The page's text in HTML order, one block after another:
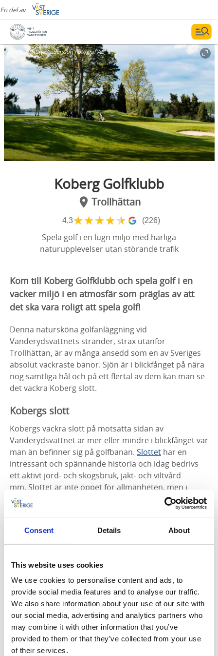
Consent Details About
This website uses cookies
We use cookies to personalise content and ads, to
provide social media features and to analyse our traffic.
We also share information about your use of our site with
our social media, advertising and analytics partners who
may combine it with other information that you’ve
provided to them or that they’ve collected from your use
of their services.
En del av
Fotograf:Rune Andersson Fotograf AB
Koberg Golfklubb
Trollhättan
4,3★★★★★ (226)
Spela golf i en lugn miljö med härliga
naturupplevelser utan störande trafik
Kom till Koberg Golfklubb och spela golf i en
vacker miljö i en atmosfär som präglas av att
det ska vara roligt att spela golf!
Denna natursköna golfanläggning vid
Vanderydsvattnets stränder, strax utanför
Trollhättan, är av många ansedd som en av Sveriges
absolut vackraste banor. Sjön är i blickfånget på nära
nog samtliga hål och på ett flertal av dem kan man se
det vackra Koberg slott.
Kobergs slott
Kobergs vackra slott på motsatta sidan av
Vanderydsvattnet är mer eller mindre i blickfånget var
man än befinner sig på golfbanan. Slottet har en
intressant och spännande historia och idag bedrivs
ett aktivt jord- och skogsbruk, jakt- och viltvård
mm. Slottet är inte öppet för allmänheten, men i
november varje år anordnas en populär julmarknad
på området.
Golfbanan
nio hålen. Banarkitekt är Nils Sköld. Dessa har sedan
parkbanekaraktär, med fin utsikt mot Kobergs slott.
Några hål av banans mittendel är mer av skogsbane
karaktär för att sedan återgå till parkbana, med några
fina hål längs Vanderydsvattnet.Banan är lättvandrad
men med utmaningar som passar alla kategorier av
golfspelare. Här erbjuds 5 olika banlängder med